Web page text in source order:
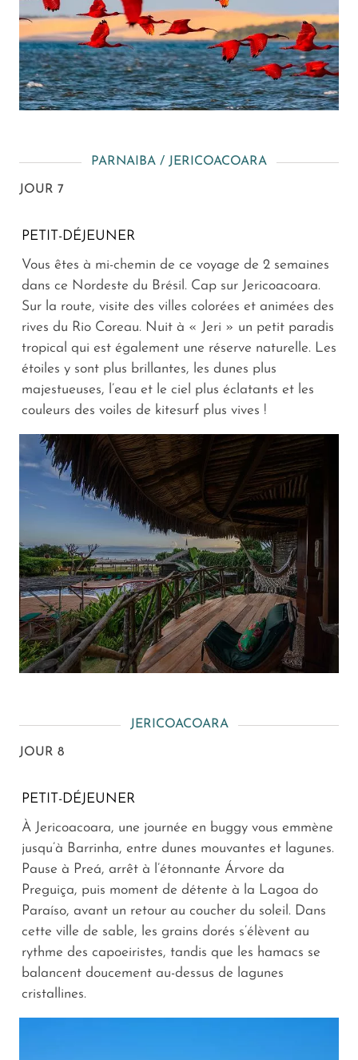
PARNAIBA / JERICOACOARA
JOUR 7
PETIT-DÉJEUNER
Vous êtes à mi-chemin de ce voyage de 2 semaines
dans ce Nordeste du Brésil. Cap sur Jericoacoara.
Sur la route, visite des villes colorées et animées des
rives du Rio Coreau. Nuit à « Jeri » un petit paradis
tropical qui est également une réserve naturelle. Les
étoiles y sont plus brillantes, les dunes plus
majestueuses, l’eau et le ciel plus éclatants et les
couleurs des voiles de kitesurf plus vives !
JERICOACOARA
JOUR 8
PETIT-DÉJEUNER
À Jericoacoara, une journée en buggy vous emmène
jusqu’à Barrinha, entre dunes mouvantes et lagunes.
Pause à Preá, arrêt à l’étonnante Árvore da
Preguiça, puis moment de détente à la Lagoa do
Paraíso, avant un retour au coucher du soleil. Dans
cette ville de sable, les grains dorés s’élèvent au
rythme des capoeiristes, tandis que les hamacs se
balancent doucement au-dessus de lagunes
cristallines.